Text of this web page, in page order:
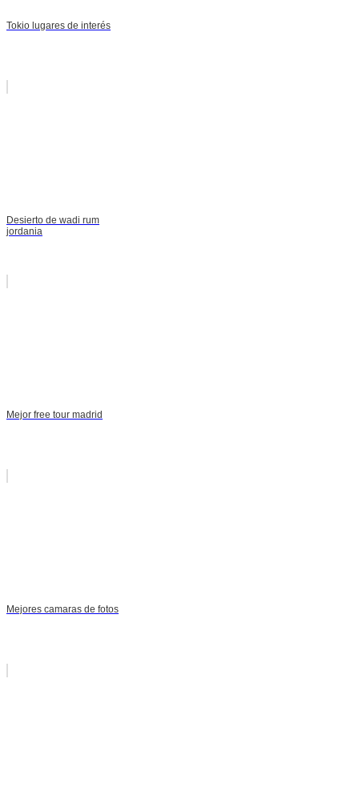
Tokio lugares de interés
Desierto de wadi rum
jordania
Mejor free tour madrid
Mejores camaras de fotos